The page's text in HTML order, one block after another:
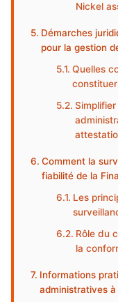
Nickel
Démarches
pour la gestion
Quelles
Comment la
fiabilité de la
Les
Rôle du
la
Informations
administratives